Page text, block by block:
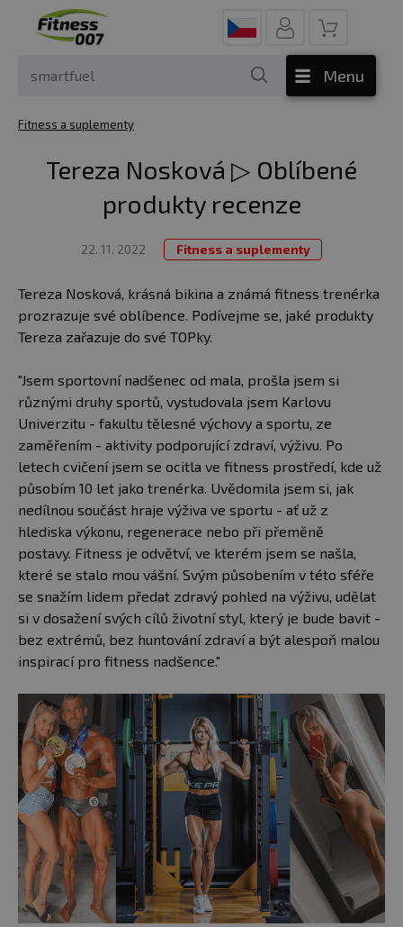
Menu
Fitness a suplementy
Tereza Nosková ▷ Oblíbené
produkty recenze
22. 11. 2022 Fitness a suplementy
Tereza Nosková, krásná bikina a známá fitness trenérka
prozrazuje své oblíbence. Podívejme se, jaké produkty
Tereza zařazuje do své TOPky.
"Jsem sportovní nadšenec od mala, prošla jsem si
různými druhy sportů, vystudovala jsem Karlovu
Univerzitu - fakultu tělesné výchovy a sportu, ze
zaměřením - aktivity podporující zdraví, výživu. Po
letech cvičení jsem se ocitla ve fitness prostředí, kde už
působím 10 let jako trenérka. Uvědomila jsem si, jak
nedílnou součást hraje výživa ve sportu - ať už z
hlediska výkonu, regenerace nebo při přeměně
postavy. Fitness je odvětví, ve kterém jsem se našla,
které se stalo mou vášní. Svým působením v této sféře
se snažím lidem předat zdravý pohled na výživu, udělat
si v dosažení svých cílů životní styl, který je bude bavit -
bez extrémů, bez huntování zdraví a být alespoň malou
inspirací pro fitness nadšence."